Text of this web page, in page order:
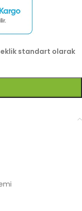
standart olarak